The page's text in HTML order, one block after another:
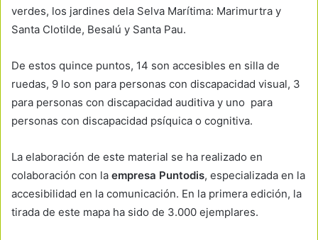
verdes, los jardines dela Selva Marítima: Marimurtra y
Santa Clotilde, Besalú y Santa Pau.
De estos quince puntos, 14 son accesibles en silla de
ruedas, 9 lo son para personas con discapacidad visual, 3
para personas con discapacidad auditiva y uno para
personas con discapacidad psíquica o cognitiva.
La elaboración de este material se ha realizado en
colaboración con la empresa Puntodis, especializada en la
accesibilidad en la comunicación. En la primera edición, la
tirada de este mapa ha sido de 3.000 ejemplares.